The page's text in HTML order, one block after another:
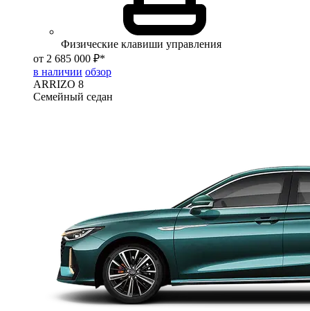
Физические клавиши управления
от 2 685 000 ₽*
в наличии обзор
ARRIZO 8
Семейный седан